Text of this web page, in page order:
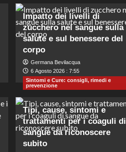
Impatto dei livelli di
zucchero nel sangue sulla
salute e sul benessere del
corpo
Germana Bevilacqua
6 Agosto 2026 : 7:55
Sintomi e Cure: consigli, rimedi e
prevenzione
Tipi, cause, sintomi e
trattamenti per i coaguli di
sangue da riconoscere
subito